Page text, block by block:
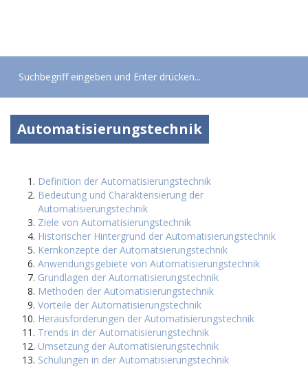
Automatisierungstechnik
Definition der Automatisierungstechnik
Bedeutung und Charakterisierung der
Automatisierungstechnik
Ziele von Automatisierungstechnik
Historischer Hintergrund der Automatisierungstechnik
Kernkonzepte der Automatsierungstechnik
Anwendungsgebiete von Automatisierungstechnik
Grundlagen der Automatisierungstechnik
Methoden der Automatisierungstechnik
Vorteile der Automatisierungstechnik
Herausforderungen der Automatisierungstechnik
Trends in der Automatisierungstechnik
Umsetzung der Automatisierungstechnik
Schulungen in der Automatisierungstechnik